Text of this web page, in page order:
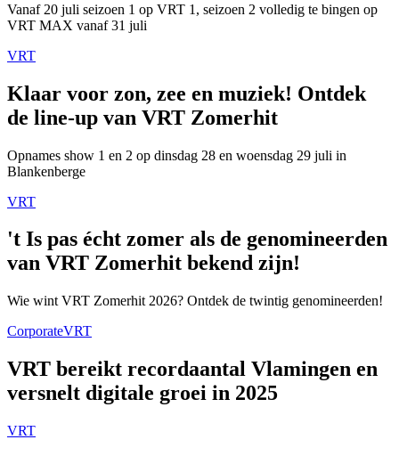
Vanaf 20 juli seizoen 1 op VRT 1, seizoen 2 volledig te bingen op
VRT MAX vanaf 31 juli
VRT
Klaar voor zon, zee en muziek! Ontdek
de line-up van VRT Zomerhit
Opnames show 1 en 2 op dinsdag 28 en woensdag 29 juli in
Blankenberge
VRT
't Is pas écht zomer als de genomineerden
van VRT Zomerhit bekend zijn!
Wie wint VRT Zomerhit 2026? Ontdek de twintig genomineerden!
CorporateVRT
VRT bereikt recordaantal Vlamingen en
versnelt digitale groei in 2025
VRT